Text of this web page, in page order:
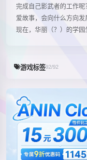
完成自己影武者的工作
爱故事，会向什么方向发
现在，华丽（？）的学园
游戏标签92/92